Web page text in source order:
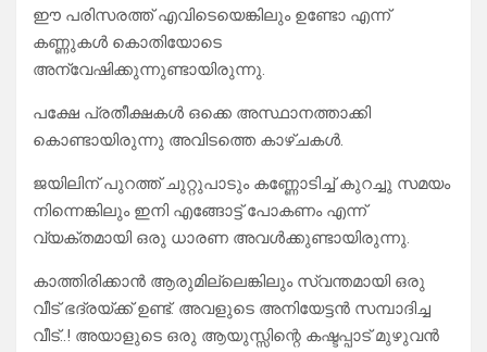
ഈ പരിസരത്ത് എവിടെയെങ്കിലും ഉണ്ടോ എന്ന്
കണ്ണുകൾ കൊതിയോടെ
അന്വേഷിക്കുന്നുണ്ടായിരുന്നു.
പക്ഷേ പ്രതീക്ഷകൾ ഒക്കെ അസ്ഥാനത്താക്കി
കൊണ്ടായിരുന്നു അവിടത്തെ കാഴ്ചകൾ.
ജയിലിന് പുറത്ത് ചുറ്റുപാടും കണ്ണോടിച്ച് കുറച്ചു സമയം
നിന്നെങ്കിലും ഇനി എങ്ങോട്ട് പോകണം എന്ന്
വ്യക്തമായി ഒരു ധാരണ അവൾക്കുണ്ടായിരുന്നു.
കാത്തിരിക്കാൻ ആരുമില്ലെങ്കിലും സ്വന്തമായി ഒരു
വീട് ഭദ്രയ്ക്ക് ഉണ്ട്. അവളുടെ അനിയേട്ടൻ സമ്പാദിച്ച
വീട്..! അയാളുടെ ഒരു ആയുസ്സിന്റെ കഷ്ടപ്പാട് മുഴുവൻ